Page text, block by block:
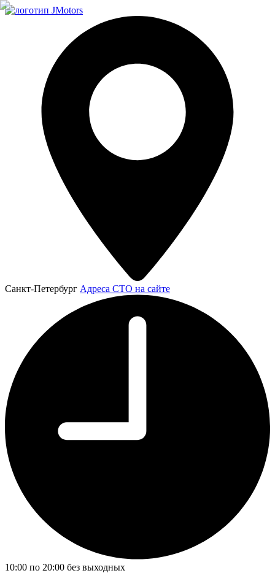
Санкт-Петербург Адреса СТО на сайте
10:00 по 20:00 без выходных